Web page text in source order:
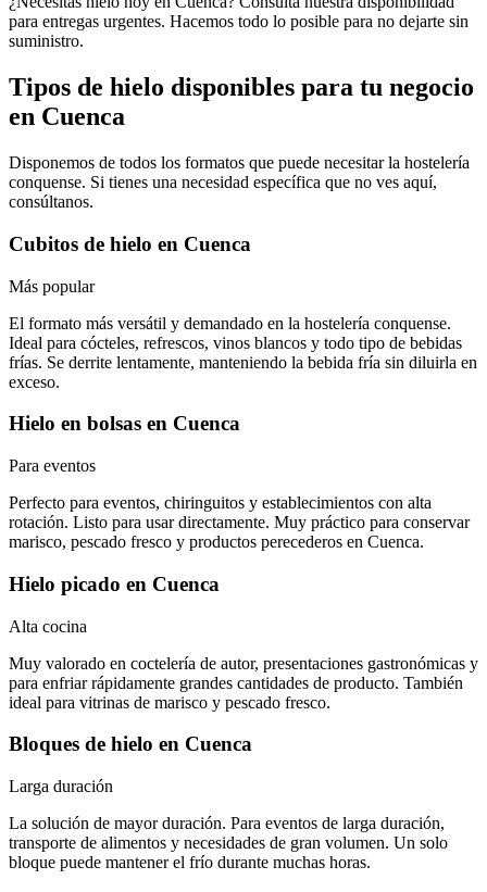
para entregas urgentes. Hacemos todo lo posible para no dejarte sin
suministro.
Tipos de hielo disponibles para tu negocio
en Cuenca
Disponemos de todos los formatos que puede necesitar la hostelería
conquense. Si tienes una necesidad específica que no ves aquí,
consúltanos.
Cubitos de hielo en Cuenca
Más popular
El formato más versátil y demandado en la hostelería conquense.
Ideal para cócteles, refrescos, vinos blancos y todo tipo de bebidas
frías. Se derrite lentamente, manteniendo la bebida fría sin diluirla en
exceso.
Hielo en bolsas en Cuenca
Para eventos
Perfecto para eventos, chiringuitos y establecimientos con alta
rotación. Listo para usar directamente. Muy práctico para conservar
marisco, pescado fresco y productos perecederos en Cuenca.
Hielo picado en Cuenca
Alta cocina
Muy valorado en coctelería de autor, presentaciones gastronómicas y
para enfriar rápidamente grandes cantidades de producto. También
ideal para vitrinas de marisco y pescado fresco.
Bloques de hielo en Cuenca
Larga duración
La solución de mayor duración. Para eventos de larga duración,
transporte de alimentos y necesidades de gran volumen. Un solo
bloque puede mantener el frío durante muchas horas.